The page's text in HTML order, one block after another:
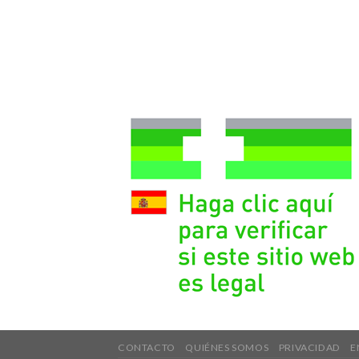
CONTACTO QUIÉNES SOMOS PRIVACIDAD